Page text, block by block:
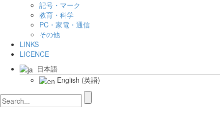
記号・マーク
教育・科学
PC・家電・通信
その他
LINKS
LICENCE
日本語
English (英語)